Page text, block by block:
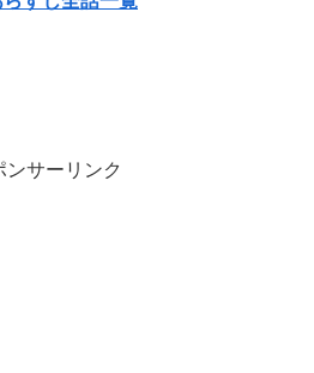
ンサーリンク